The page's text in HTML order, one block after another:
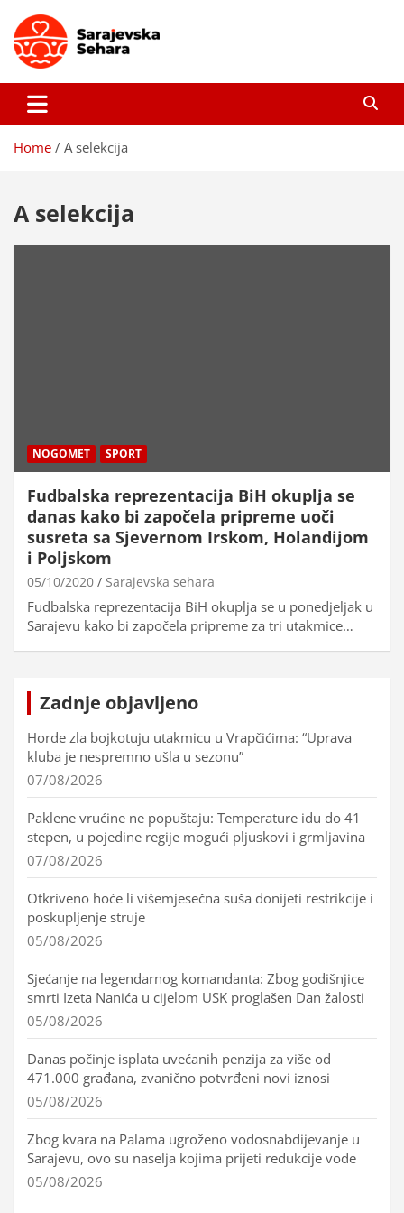
content
Sarajevska sehara
Home A selekcija
A selekcija
NOGOMET SPORT
Fudbalska reprezentacija BiH okuplja se
danas kako bi započela pripreme uoči
susreta sa Sjevernom Irskom, Holandijom
i Poljskom
05/10/2020 Sarajevska sehara
Fudbalska reprezentacija BiH okuplja se u ponedjeljak u
Sarajevu kako bi započela pripreme za tri utakmice…
Zadnje objavljeno
Horde zla bojkotuju utakmicu u Vrapčićima: “Uprava
kluba je nespremno ušla u sezonu”
07/08/2026
Paklene vrućine ne popuštaju: Temperature idu do 41
stepen, u pojedine regije mogući pljuskovi i grmljavina
07/08/2026
Otkriveno hoće li višemjesečna suša donijeti restrikcije i
poskupljenje struje
05/08/2026
Sjećanje na legendarnog komandanta: Zbog godišnjice
smrti Izeta Nanića u cijelom USK proglašen Dan žalosti
05/08/2026
Danas počinje isplata uvećanih penzija za više od
471.000 građana, zvanično potvrđeni novi iznosi
05/08/2026
Zbog kvara na Palama ugroženo vodosnabdijevanje u
Sarajevu, ovo su naselja kojima prijeti redukcije vode
05/08/2026